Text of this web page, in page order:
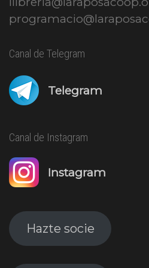
Canal de Telegram
Telegram
Canal de Instagram
Instagram
Hazte socie